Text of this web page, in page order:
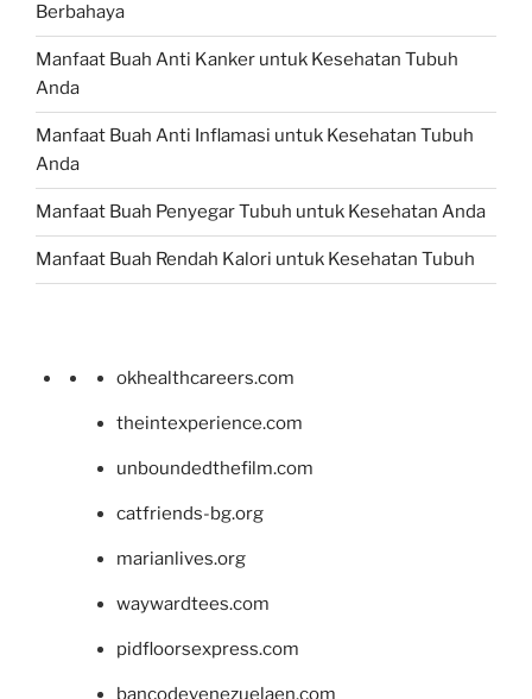
Berbahaya
Manfaat Buah Anti Kanker untuk Kesehatan Tubuh
Anda
Manfaat Buah Anti Inflamasi untuk Kesehatan Tubuh
Anda
Manfaat Buah Penyegar Tubuh untuk Kesehatan Anda
Manfaat Buah Rendah Kalori untuk Kesehatan Tubuh
okhealthcareers.com
theintexperience.com
unboundedthefilm.com
catfriends-bg.org
marianlives.org
waywardtees.com
pidfloorsexpress.com
bancodevenezuelaen.com